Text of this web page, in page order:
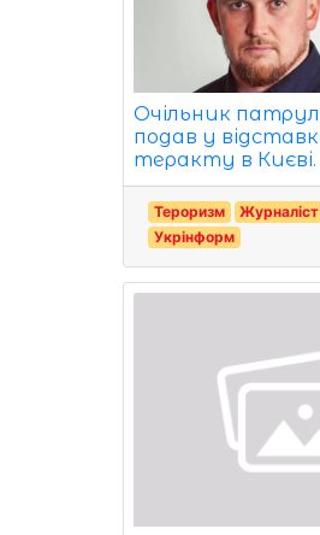
Очільник
подав у
теракту в Києві.
Тероризм
Журналіст
Укрінформ